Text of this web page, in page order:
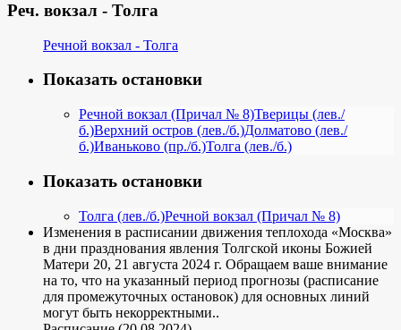
Реч. вокзал - Толга
Речной вокзал - Толга
Показать остановки
Речной вокзал (Причал № 8)Тверицы (лев./
б.)Верхний остров (лев./б.)Долматово (лев./
б.)Иваньково (пр./б.)Толга (лев./б.)
Показать остановки
Толга (лев./б.)Речной вокзал (Причал № 8)
Изменения в расписании движения теплохода «Москва»
в дни празднования явления Толгской иконы Божией
Матери 20, 21 августа 2024 г. Обращаем ваше внимание
на то, что на указанный период прогнозы (расписание
для промежуточных остановок) для основных линий
могут быть некорректными..